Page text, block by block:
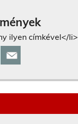
ilyen címkével</li>